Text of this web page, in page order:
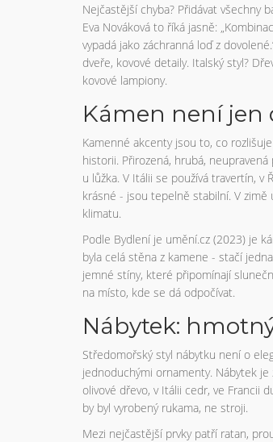
Nejčastější chyba? Přidávat všechny
Eva Nováková to říká jasně:
vypadá jako záchranná loď z
dveře, kovové detaily. Italský styl?
kovové lampiony.
Kámen není jen
Kamenné akcenty jsou to, co
historii. Přirozená, hrubá,
u lůžka. V Itálii se používá travertín, v
krásné - jsou tepelně stabilní. V
klimatu.
Podle Bydlení je umění.cz (2023) je
byla celá stěna z kamene - stačí
jemné stíny, které připomínají
na místo, kde se dá odpočívat.
Nábytek:
Středomořský styl nábytku není o
jednoduchými ornamenty. Nábytek je
olivové dřevo, v Itálii cedr, ve Francii
by byl vyrobený rukama, ne stroji.
Mezi nejčastější prvky patří ratan,